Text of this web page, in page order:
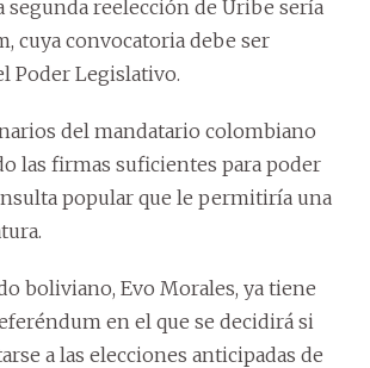
segunda reelección de Uribe sería
cuya convocatoria debe ser
Poder Legislativo.
del mandatario colombiano
las firmas suficientes para poder
popular que le permitiría una
boliviano, Evo Morales, ya tiene
en el que se decidirá si
a las elecciones anticipadas de